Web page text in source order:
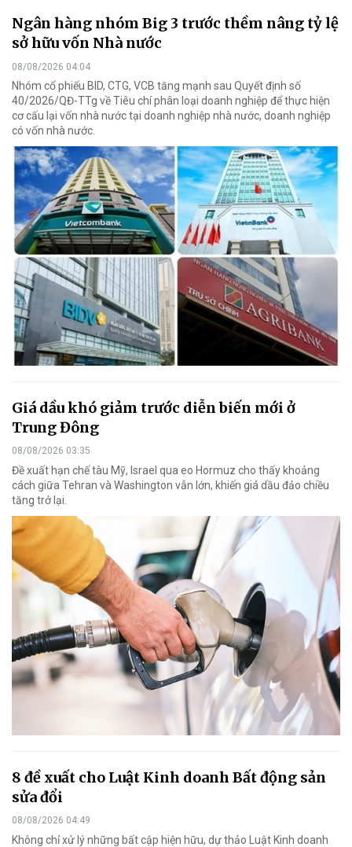
Ngân hàng nhóm Big 3 trước thềm nâng tỷ lệ
sở hữu vốn Nhà nước
08/08/2026 04:04
Nhóm cổ phiếu BID, CTG, VCB tăng mạnh sau Quyết định số
40/2026/QĐ-TTg về Tiêu chí phân loại doanh nghiệp để thực hiện
cơ cấu lại vốn nhà nước tại doanh nghiệp nhà nước, doanh nghiệp
có vốn nhà nước.
Giá dầu khó giảm trước diễn biến mới ở
Trung Đông
08/08/2026 03:35
Đề xuất hạn chế tàu Mỹ, Israel qua eo Hormuz cho thấy khoảng
cách giữa Tehran và Washington vẫn lớn, khiến giá dầu đảo chiều
tăng trở lại.
8 đề xuất cho Luật Kinh doanh Bất động sản
sửa đổi
08/08/2026 04:49
Không chỉ xử lý những bất cập hiện hữu, dự thảo Luật Kinh doanh